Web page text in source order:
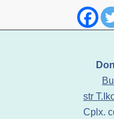
str
Cplx.